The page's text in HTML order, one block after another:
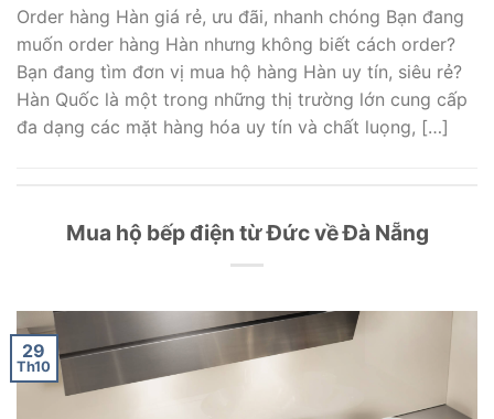
Order hàng Hàn giá rẻ, ưu đãi, nhanh chóng Bạn đang
muốn order hàng Hàn nhưng không biết cách order?
Bạn đang tìm đơn vị mua hộ hàng Hàn uy tín, siêu rẻ?
Hàn Quốc là một trong những thị trường lớn cung cấp
đa dạng các mặt hàng hóa uy tín và chất luọng, […]
Mua hộ bếp điện từ Đức về Đà Nẵng
29
Th10